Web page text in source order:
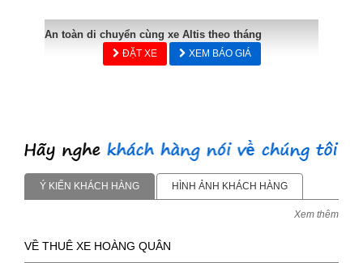
An toàn di chuyển cùng xe Altis theo tháng
ĐẶT XE XEM BÁO GIÁ
Ý KIẾN KHÁCH HÀNG HÌNH ẢNH KHÁCH HÀNG
Xem thêm
VỀ THUÊ XE HOÀNG QUÂN